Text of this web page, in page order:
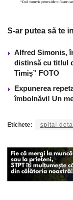
S-ar putea să te
Alfred Simonis,
distinsă cu titlul
Timiș” FOTO
Expunerea
îmbolnăvi! Un
Etichete: spital deta